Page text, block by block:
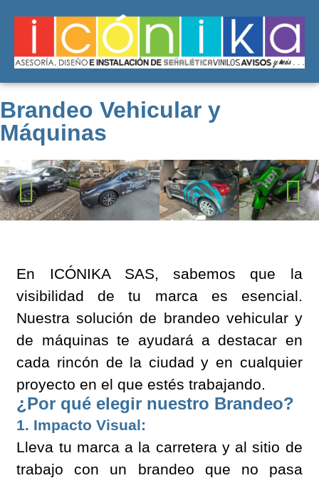
Brandeo Vehicular y
Máquinas
En ICÓNIKA SAS, sabemos que la
visibilidad de tu marca es esencial.
Nuestra solución de brandeo vehicular y
de máquinas te ayudará a destacar en
cada rincón de la ciudad y en cualquier
proyecto en el que estés trabajando.
¿Por qué elegir nuestro Brandeo?
1. Impacto Visual:
Lleva tu marca a la carretera y al sitio de
trabajo con un brandeo que no pasa